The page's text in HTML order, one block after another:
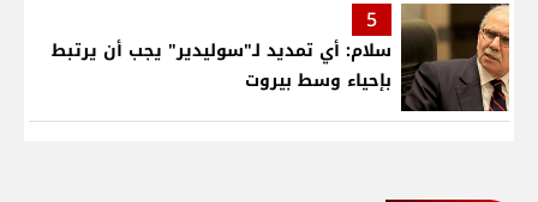
5
سلام: أي تمديد لـ"سوليدير" يجب أن يرتبط
بإحياء وسط بيروت